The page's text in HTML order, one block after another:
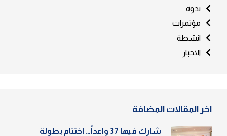
ندوة
مؤتمرات
انشطة
الاخبار
اخر المقالات المضافة
شارك فيها 37 واعداً… اختتام بطولة